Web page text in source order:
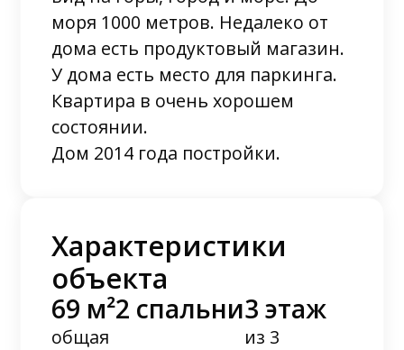
моря 1000 метров. Недалеко от
дома есть продуктовый магазин.
У дома есть место для паркинга.
Квартира в очень хорошем
состоянии.
Дом 2014 года постройки.
Характеристики
объекта
69 м²
общая
2 спальни3 этаж
из 3